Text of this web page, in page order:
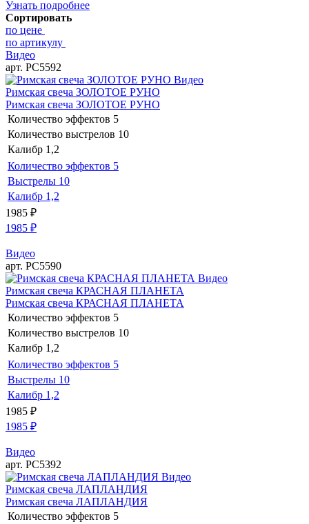
Узнать подробнее
Сортировать
по цене
по артикулу
Видео
арт. РС5592
Видео
Римская свеча ЗОЛОТОЕ РУНО
Римская свеча ЗОЛОТОЕ РУНО
Количество эффектов 5
Количество выстрелов 10
Калибр 1,2
Количество эффектов 5
Выстрелы 10
Калибр 1,2
1985 ₽
1985 ₽
Видео
арт. РС5590
Видео
Римская свеча КРАСНАЯ ПЛАНЕТА
Римская свеча КРАСНАЯ ПЛАНЕТА
Количество эффектов 5
Количество выстрелов 10
Калибр 1,2
Количество эффектов 5
Выстрелы 10
Калибр 1,2
1985 ₽
1985 ₽
Видео
арт. РС5392
Видео
Римская свеча ЛАПЛАНДИЯ
Римская свеча ЛАПЛАНДИЯ
Количество эффектов 5